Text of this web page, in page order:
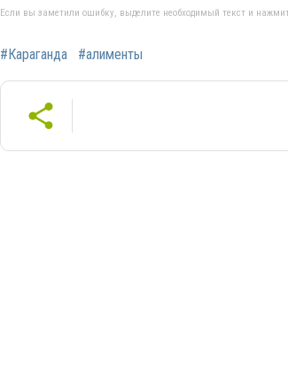
Если вы заметили ошибку, выделите необходимый текст и
#Караганда #алименты